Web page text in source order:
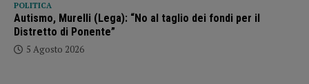
POLITICA
Autismo, Murelli (Lega): “No al taglio dei fondi per il
Distretto di Ponente”
5 Agosto 2026